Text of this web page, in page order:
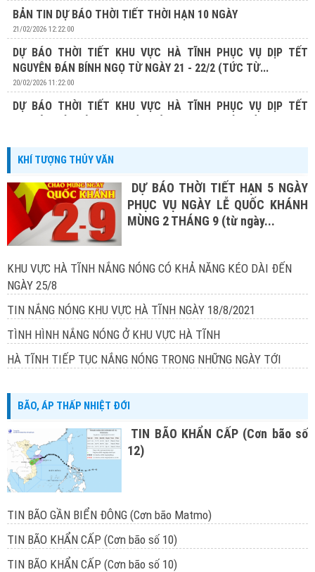
BẢN TIN DỰ BÁO THỜI TIẾT THỜI HẠN 10 NGÀY
21/02/2026 12:22:00
DỰ BÁO THỜI TIẾT KHU VỰC HÀ TĨNH PHỤC VỤ DỊP TẾT
NGUYÊN ĐÁN BÍNH NGỌ TỪ NGÀY 21 - 22/2 (TỨC TỪ...
20/02/2026 11:22:00
DỰ BÁO THỜI TIẾT KHU VỰC HÀ TĨNH PHỤC VỤ DỊP TẾT
KHÍ TƯỢNG THỦY VĂN
DỰ BÁO THỜI TIẾT HẠN 5 NGÀY
PHỤC VỤ NGÀY LỄ QUỐC KHÁNH
MÙNG 2 THÁNG 9 (từ ngày...
KHU VỰC HÀ TĨNH NẮNG NÓNG CÓ KHẢ NĂNG KÉO DÀI ĐẾN
NGÀY 25/8
TIN NẮNG NÓNG KHU VỰC HÀ TĨNH NGÀY 18/8/2021
TÌNH HÌNH NẮNG NÓNG Ở KHU VỰC HÀ TĨNH
HÀ TĨNH TIẾP TỤC NẮNG NÓNG TRONG NHỮNG NGÀY TỚI
BÃO, ÁP THẤP NHIỆT ĐỚI
TIN BÃO KHẨN CẤP (Cơn bão số
12)
TIN BÃO GẦN BIỂN ĐÔNG (Cơn bão Matmo)
TIN BÃO KHẨN CẤP (Cơn bão số 10)
TIN BÃO KHẨN CẤP (Cơn bão số 10)